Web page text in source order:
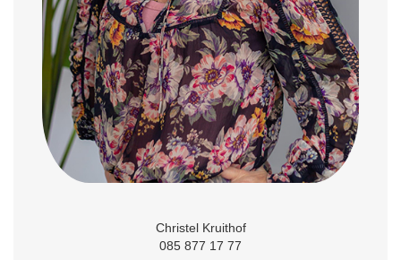
Christel Kruithof
085 877 17 77